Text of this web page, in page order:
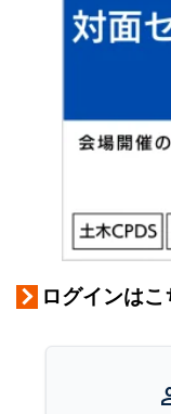
ログインはこ